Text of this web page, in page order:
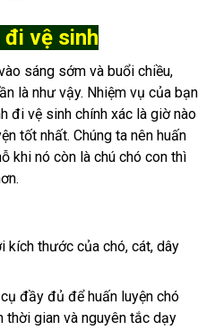
vệ sinh
sáng sớm và buổi chiều,
là như vậy. Nhiệm vụ của bạn
đi vệ sinh chính xác là giờ nào
tốt nhất. Chúng ta nên huấn
khi nó còn là chú chó con thì
kích thước của chó, cát, dây
đầy đủ để huấn luyện chó
thời gian và nguyên tắc dạy